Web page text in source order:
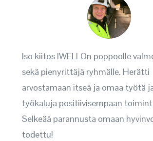
Iso kiitos IWELLOn poppoolle
sekä pienyrittäjä ryhmälle. Herätti
arvostamaan itseä ja omaa työtä
työkaluja positiivisempaan
Selkeää parannusta omaan
todettu!